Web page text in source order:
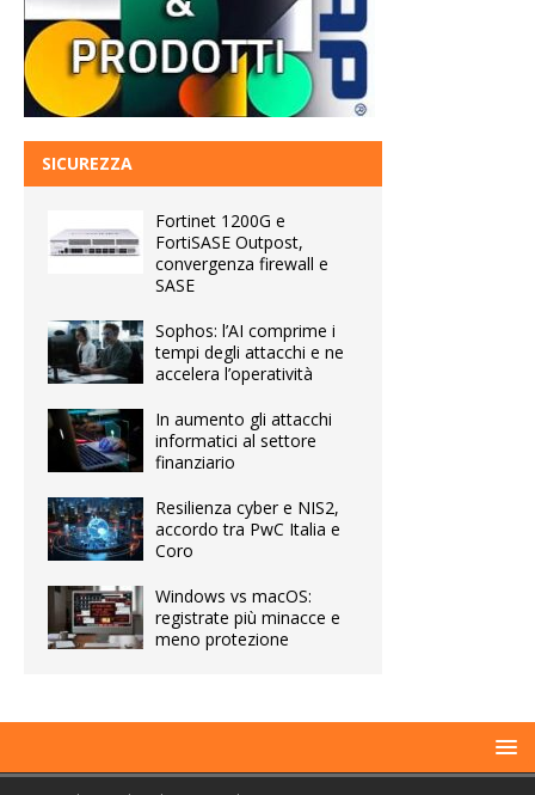
SICUREZZA
Fortinet 1200G e
FortiSASE Outpost,
convergenza firewall e
SASE
Sophos: l’AI comprime i
tempi degli attacchi e ne
accelera l’operatività
In aumento gli attacchi
informatici al settore
finanziario
Resilienza cyber e NIS2,
accordo tra PwC Italia e
Coro
Windows vs macOS:
registrate più minacce e
meno protezione